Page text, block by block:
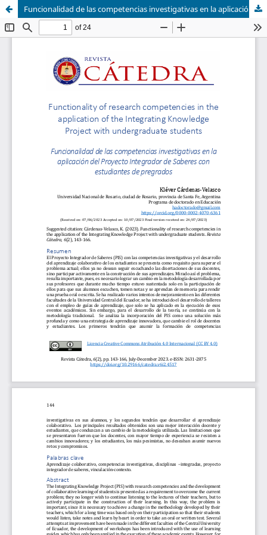
Funcionalidad de las competencias investigativas en la aplicación del Proyecto Integrador de Saberes con estudiantes de pregrado